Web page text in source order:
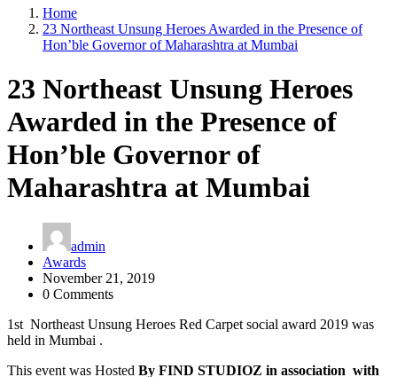
Home
23 Northeast Unsung Heroes Awarded in the Presence of
Hon’ble Governor of Maharashtra at Mumbai
23 Northeast Unsung Heroes
Awarded in the Presence of
Hon’ble Governor of
Maharashtra at Mumbai
admin
Awards
November 21, 2019
0 Comments
1st Northeast Unsung Heroes Red Carpet social award 2019 was
held in Mumbai .
This event was Hosted By FIND STUDIOZ in association with